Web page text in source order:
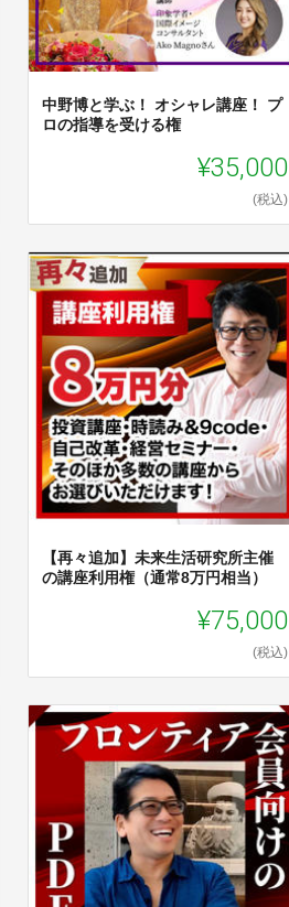
中野博と学ぶ！ オシャレ講座！ プ
ロの指導を受ける権
¥35,000
(税込)
【再々追加】未来生活研究所主催
の講座利用権（通常8万円相当）
¥75,000
(税込)